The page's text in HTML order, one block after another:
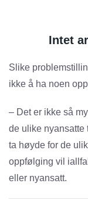
Intet
Slike
ikke å ha noen
– Det er ikke så
de ulike nyansatte
ta høyde for de
oppfølging vil
eller nyansatt.